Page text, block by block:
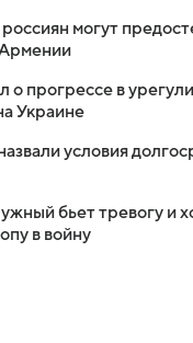
могут
о прогрессе в
Украине
условия
бьет тревогу и
в войну